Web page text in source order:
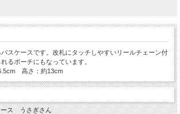
スケースです。改札にタッチしやすいリールチェーン付
るポーチにもなっています。
高さ：約13cm
ース うさぎさん